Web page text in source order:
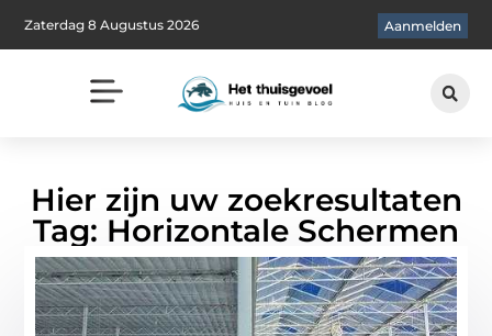
Zaterdag 8 Augustus 2026 Aanmelden
Hier zijn uw zoekresultaten
Tag: Horizontale Schermen